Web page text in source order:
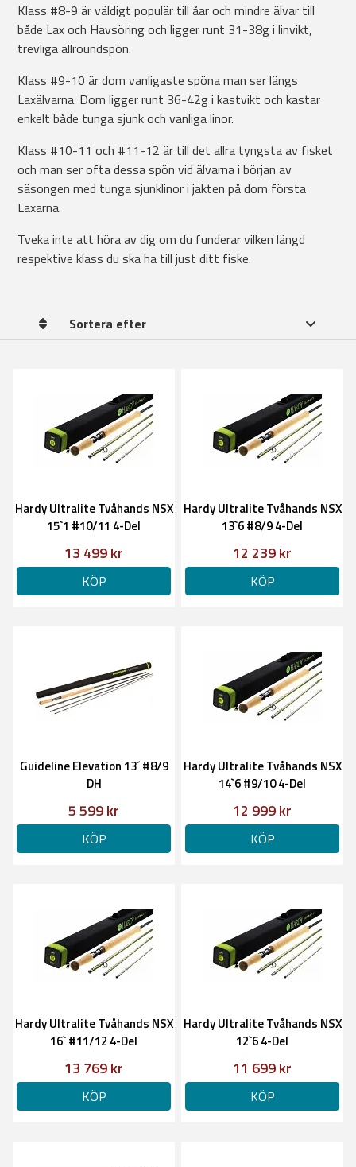
Klass #8-9 är väldigt populär till åar och mindre älvar till
både Lax och Havsöring och ligger runt 31-38g i linvikt,
trevliga allroundspön.
Klass #9-10 är dom vanligaste spöna man ser längs
Laxälvarna. Dom ligger runt 36-42g i kastvikt och kastar
enkelt både tunga sjunk och vanliga linor.
Klass #10-11 och #11-12 är till det allra tyngsta av fisket
och man ser ofta dessa spön vid älvarna i början av
säsongen med tunga sjunklinor i jakten på dom första
Laxarna.
Tveka inte att höra av dig om du funderar vilken längd
respektive klass du ska ha till just ditt fiske.
Sortera efter
Hardy Ultralite Tvåhands NSX
15`1 #10/11 4-Del
13 499 kr
KÖP
Hardy Ultralite Tvåhands NSX
13`6 #8/9 4-Del
12 239 kr
KÖP
Guideline Elevation 13´ #8/9
DH
5 599 kr
KÖP
Hardy Ultralite Tvåhands NSX
14`6 #9/10 4-Del
12 999 kr
KÖP
Hardy Ultralite Tvåhands NSX
16` #11/12 4-Del
13 769 kr
KÖP
Hardy Ultralite Tvåhands NSX
12`6 4-Del
11 699 kr
KÖP